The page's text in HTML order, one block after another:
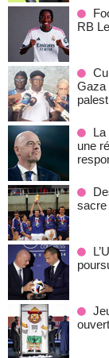
RB
Gaza
une
sacre